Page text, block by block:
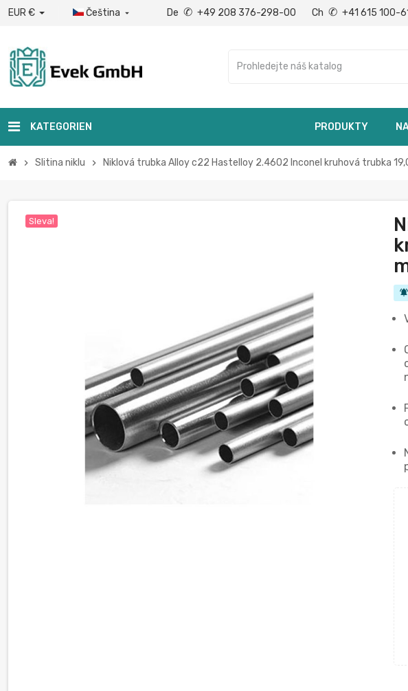
EUR € Čeština  De ✆ +49 208 376-298-00 Ch ✆ +41 615 100-
KATEGORIEN PRODUKTY
chevron_right Slitina niklu chevron_right Niklová trubka Alloy c22 Hastelloy 2.4602 Inconel kruhová trubka
Sleva!
notifications_active